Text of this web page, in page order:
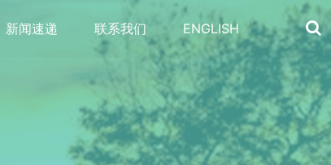
新闻速递 联系我们 ENGLISH